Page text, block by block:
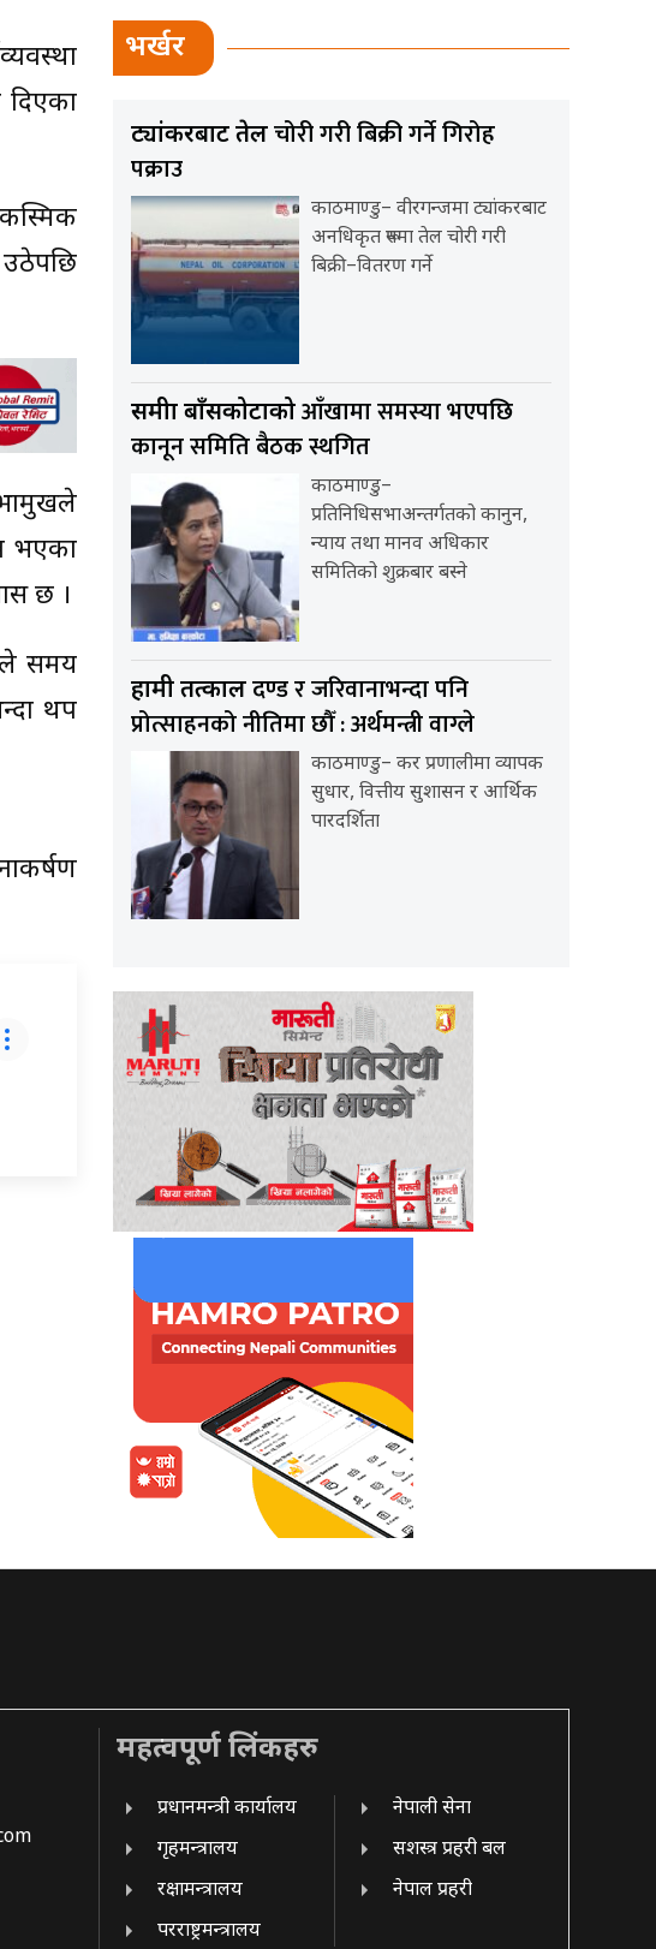
भएका
छ ।
समय
थप
भर्खर
ट्यांकरबाट तेलचोरी गरी बिक्री गर्ने गिरोह
पक्राउ
काठमाण्डु– वीरगन्जमा ट्यांकरबाट
अनधिकृत रूपमा तेल चोरी गरी
बिक्री–वितरण गर्ने
समीक्षा बाँसकोटाकोआँखामा समस्या भएपछि
कानून समिति बैठक स्थगित
काठमाण्डु–
प्रतिनिधिसभाअन्तर्गतको कानुन,
न्याय तथा मानव अधिकार
समितिको शुक्रबार बस्ने
हामी तत्कालदण्ड र जरिवानाभन्दा पनि
प्रोत्साहनको नीतिमा छौँ : अर्थमन्त्री वाग्ले
काठमाण्डु– कर प्रणालीमा व्यापक
सुधार, वित्तीय सुशासन र आर्थिक
पारदर्शिता
महत्वपूर्ण लिंकहरु
प्रधानमन्त्री कार्यालय
गृहमन्त्रालय
रक्षामन्त्रालय
परराष्ट्रमन्त्रालय
नेपाली सेना
सशस्त्र प्रहरी बल
नेपाल प्रहरी